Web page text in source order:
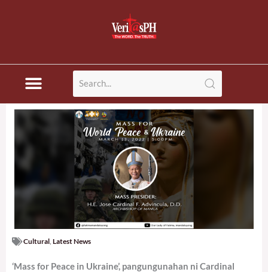
Cultural Latest News
‘Mass for Peace in Ukraine’, pangungunahan ni Cardinal